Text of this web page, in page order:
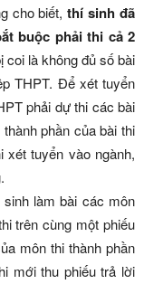
cho biết,thí sinh đã
buộc phải thi cả 2
coi là không đủ số bài
THPT. Để xét tuyển
phải dự thi các bài
phần của bài thi
tuyển vào ngành,
sinh làm bài các môn
trên cùng một phiếu
môn thi thành phần
mới thu phiếu trả lời